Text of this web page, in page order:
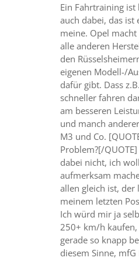
Ein Fahrtraining ist
auch dabei, das ist
meine. Opel
alle anderen
den
eigenen Modell-/
dafür gibt. Dass
schneller fahren
am besseren
und manch
M3 und Co.
Problem?[/
dabei nicht, ich
aufmerksam
allen gleich ist, der
meinem letzten
Ich würd mir ja
250+ km/h
gerade so knapp
diesem Sinne, mfG